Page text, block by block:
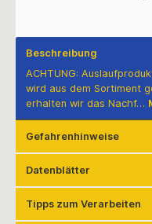
Beschreibung
ACHTUNG:
wird aus dem Sortiment
erhalten wir das Nachf…
Gefahrenhinweise
Datenblätter
Tipps zum Verarbeiten